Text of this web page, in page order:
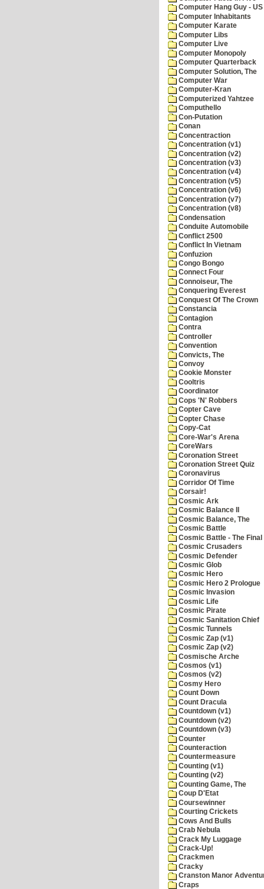
Computer Hang Guy -
Computer Inhabitants
Computer Karate
Computer Libs
Computer Live
Computer Monopoly
Computer Quarterback
Computer Solution, The
Computer War
Computer-Kran
Computerized Yahtzee
Computhello
Con-Putation
Conan
Concentraction
Concentration (v1)
Concentration (v2)
Concentration (v3)
Concentration (v4)
Concentration (v5)
Concentration (v6)
Concentration (v7)
Concentration (v8)
Condensation
Conduite Automobile
Conflict 2500
Conflict In Vietnam
Confuzion
Congo Bongo
Connect Four
Connoiseur, The
Conquering Everest
Conquest Of The Crown
Constancia
Contagion
Contra
Controller
Convention
Convicts, The
Convoy
Cookie Monster
Cooltris
Coordinator
Cops 'N' Robbers
Copter Cave
Copter Chase
Copy-Cat
Core-War's Arena
CoreWars
Coronation Street
Coronation Street Quiz
Coronavirus
Corridor Of Time
Corsair!
Cosmic Ark
Cosmic Balance II
Cosmic Balance, The
Cosmic Battle
Cosmic Battle - The
Cosmic Crusaders
Cosmic Defender
Cosmic Glob
Cosmic Hero
Cosmic Hero 2 Prologue
Cosmic Invasion
Cosmic Life
Cosmic Pirate
Cosmic Sanitation Chief
Cosmic Tunnels
Cosmic Zap (v1)
Cosmic Zap (v2)
Cosmische Arche
Cosmos (v1)
Cosmos (v2)
Cosmy Hero
Count Down
Count Dracula
Countdown (v1)
Countdown (v2)
Countdown (v3)
Counter
Counteraction
Countermeasure
Counting (v1)
Counting (v2)
Counting Game, The
Coup D'Etat
Coursewinner
Courting Crickets
Cows And Bulls
Crab Nebula
Crack My Luggage
Crack-Up!
Crackmen
Cracky
Cranston Manor
Craps